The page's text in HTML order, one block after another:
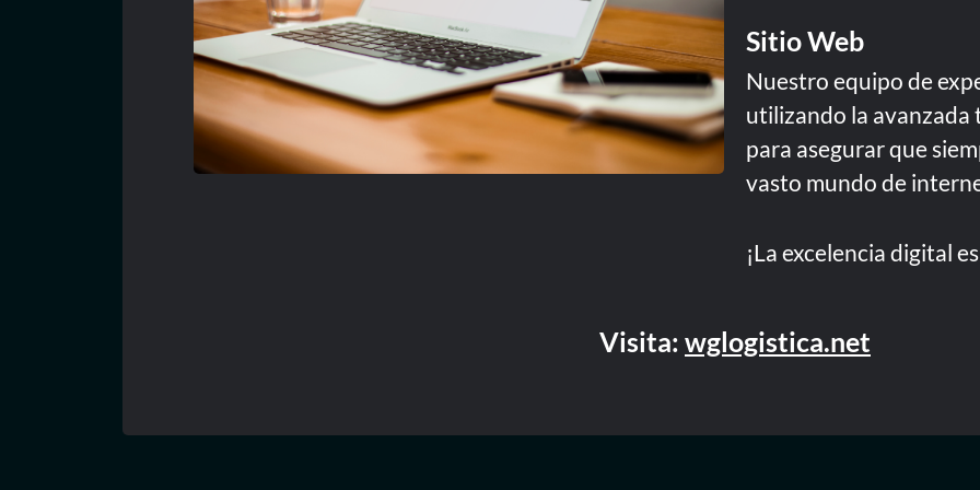
Sitio Web
Nuestro equipo de
utilizando la avanzada
para asegurar que
vasto mundo de
¡La excelencia digital
Visita: wglogistica.net